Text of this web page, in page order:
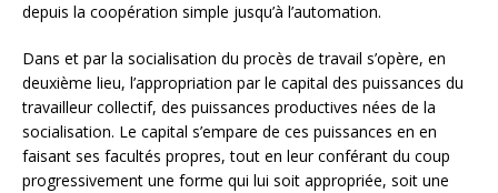
depuis la coopération simple jusqu’à l’automation.
Dans et par la socialisation du procès de travail s’opère, en
deuxième lieu, l’appropriation par le capital des puissances du
travailleur collectif, des puissances productives nées de la
socialisation. Le capital s’empare de ces puissances en en
faisant ses facultés propres, tout en leur conférant du coup
progressivement une forme qui lui soit appropriée, soit une